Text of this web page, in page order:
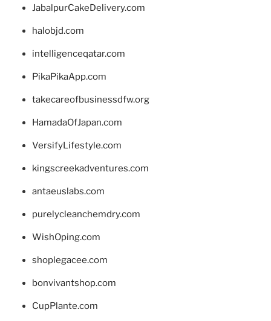
JabalpurCakeDelivery.com
halobjd.com
intelligenceqatar.com
PikaPikaApp.com
takecareofbusinessdfw.org
HamadaOfJapan.com
VersifyLifestyle.com
kingscreekadventures.com
antaeuslabs.com
purelycleanchemdry.com
WishOping.com
shoplegacee.com
bonvivantshop.com
CupPlante.com